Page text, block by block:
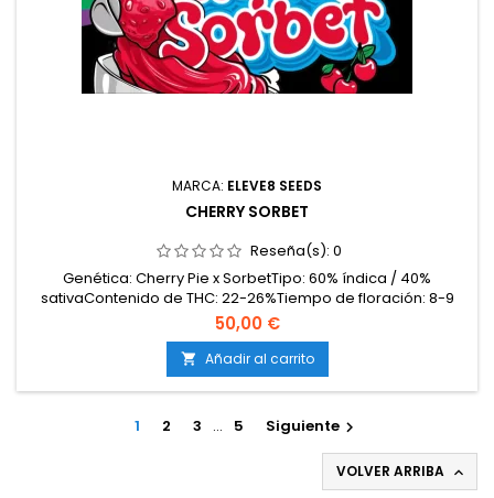
MARCA: ELEVE8 SEEDS
CHERRY SORBET
Reseña(s): 0
Genética: Cherry Pie x SorbetTipo: 60% índica / 40%
sativaContenido de THC: 22-26%Tiempo de floración: 8-9
semanas en interiorProducción en interior: 500-600
g/m²Producción en exterior: 700-900 g/planta (lista a
mediados de octubre)Altura: 100-140 cm en interior; hasta
200 cm en exteriorAromas y sabores: Dulces y afrutados,
con...
50,00 €
 Añadir al carrito
1 2 3 … 5 Siguiente 
VOLVER ARRIBA 